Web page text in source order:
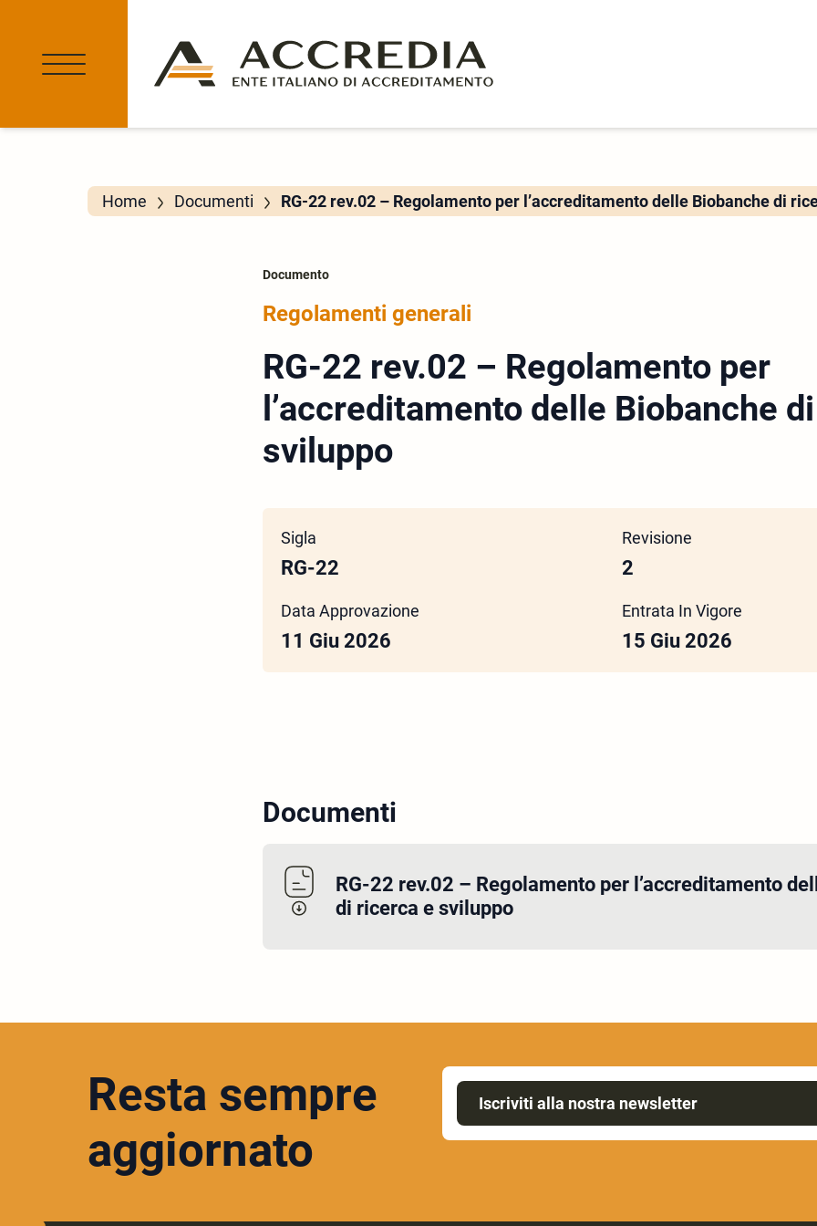
Home Documenti RG-22 rev.02 – Regolamento per l’accreditamento delle Biobanche di
Documento
Regolamenti generali
RG-22 rev.02 – Regolamento per
l’accreditamento delle Biobanche
sviluppo
Sigla
RG-22
Revisione
2
Data Approvazione
11 Giu 2026
Entrata In Vigore
15 Giu 2026
Documenti
RG-22 rev.02 – Regolamento per l’accreditamento
di ricerca e sviluppo
Resta sempre
aggiornato
Iscriviti alla nostra newsletter